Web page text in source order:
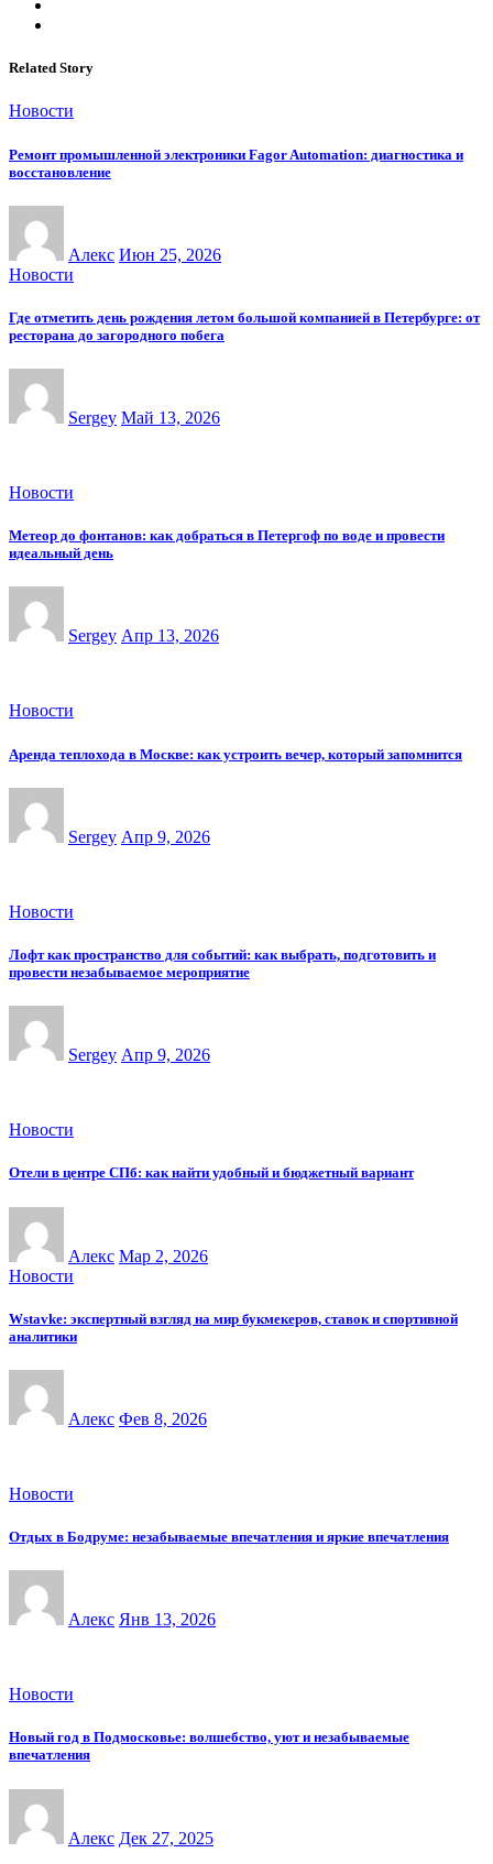
Related Story
Новости
Ремонт промышленной электроники Fagor Automation: диагностика и
восстановление
Алекс Июн 25, 2026
Новости
Где отметить день рождения летом большой компанией в Петербурге: от
ресторана до загородного побега
Sergey Май 13, 2026
Новости
Метеор до фонтанов: как добраться в Петергоф по воде и провести
идеальный день
Sergey Апр 13, 2026
Новости
Аренда теплохода в Москве: как устроить вечер, который запомнится
Sergey Апр 9, 2026
Новости
Лофт как пространство для событий: как выбрать, подготовить и
провести незабываемое мероприятие
Sergey Апр 9, 2026
Новости
Отели в центре СПб: как найти удобный и бюджетный вариант
Алекс Мар 2, 2026
Новости
Wstavke: экспертный взгляд на мир букмекеров, ставок и спортивной
аналитики
Алекс Фев 8, 2026
Новости
Отдых в Бодруме: незабываемые впечатления и яркие впечатления
Алекс Янв 13, 2026
Новости
Новый год в Подмосковье: волшебство, уют и незабываемые
впечатления
Алекс Дек 27, 2025